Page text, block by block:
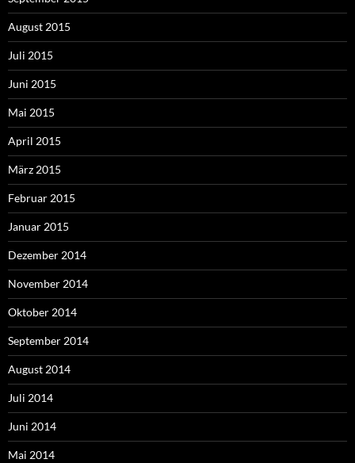
August 2015
Juli 2015
Juni 2015
Mai 2015
April 2015
März 2015
Februar 2015
Januar 2015
Dezember 2014
November 2014
Oktober 2014
September 2014
August 2014
Juli 2014
Juni 2014
Mai 2014